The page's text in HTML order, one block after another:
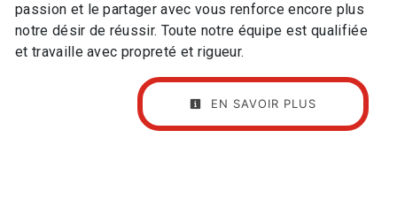
passion et le partager avec vous renforce encore plus
notre désir de réussir. Toute notre équipe est qualifiée
et travaille avec propreté et rigueur.
EN SAVOIR PLUS